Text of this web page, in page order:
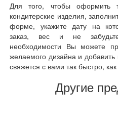
Для того, чтобы оформить
кондитерские изделия,
форме, укажите дату на
заказ, вес и не
необходимости Вы можете
желаемого дизайна и
свяжется с вами так быстро,
Другие